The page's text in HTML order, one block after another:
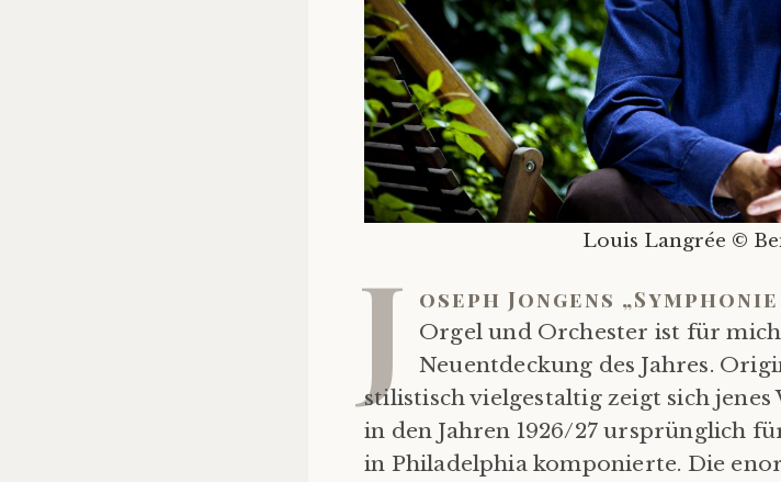
Louis Langrée ©
J oseph Jongens
Orgel und Orchester ist für
Neuentdeckung des Jahres.
stilistisch vielgestaltig zeigt sich jenes
in den Jahren 1926/27 ursprünglich
in Philadelphia komponierte. Die